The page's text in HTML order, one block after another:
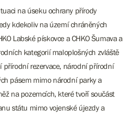
na úseku ochrany přírody
kdekoliv na území chráněných
Labské pískovce a CHKO Šumava a
kategorií maloplošných zvláště
přírodní rezervace, národní přírodní
pásem mimo národní parky a
na pozemcích, které tvoří součást
státu mimo vojenské újezdy a